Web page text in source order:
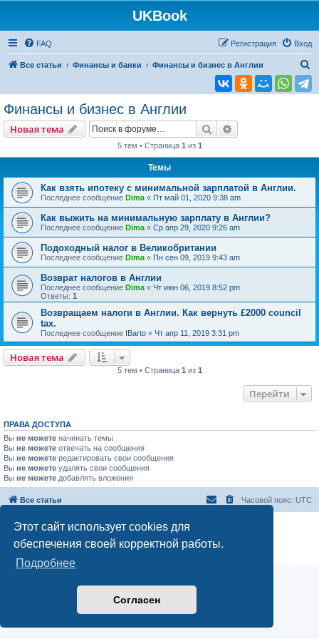
Этот сайт использует cookies для
обеспечения своей корректной работы.
Подробнее
Согласен
UKBook
FAQ Вход
Регистрация
Все статьи Финансы и банки Финансы и бизнес в Англии
Финансы и бизнес в Англии
Новая тема Поиск
5 тем • Страница 1 из 1
Темы
Как взять ипотеку с минимальной зарплатой в Англии.
Последнее сообщение Dima « Пт май 01, 2020 9:38 am
Как выжить на минимальную зарплату в Англии?
Последнее сообщение Dima « Ср апр 29, 2020 9:26 am
Подоходный налог в Великобритании
Последнее сообщение Dima « Пн сен 09, 2019 9:43 am
Возврат налогов в Англии
Последнее сообщение Dima « Чт июн 06, 2019 8:52 pm
Ответы: 1
Возвращаем налоги в Англии. Как вернуть £2000 council
tax.
Последнее сообщение IBarto « Чт апр 11, 2019 3:31 pm
Новая тема
5 тем • Страница 1 из 1
Перейти
ПРАВА ДОСТУПА
Вы не можете начинать темы
Вы не можете отвечать на сообщения
Вы не можете редактировать свои сообщения
Вы не можете удалять свои сообщения
Вы не можете добавлять вложения
Все статьи Часовой пояс: UTC
Создано на основеphpBB® Forum Software © phpBB Limited
Русская поддержка phpBB
Конфиденциальность
|